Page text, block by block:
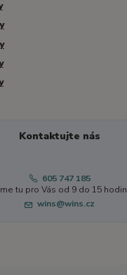
Kontaktujte nás
605 747 185
tu pro Vás od 9 do 15 hodin
wins@wins.cz